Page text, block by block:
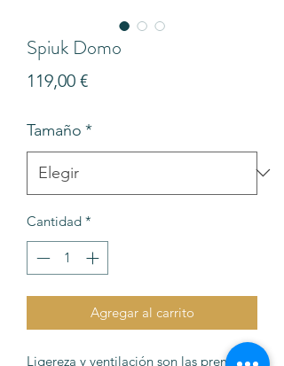
Spiuk Domo
119,00 €Precio
Tamaño *
Cantidad *
Agregar al carrito
Ligereza y ventilación son las premisas